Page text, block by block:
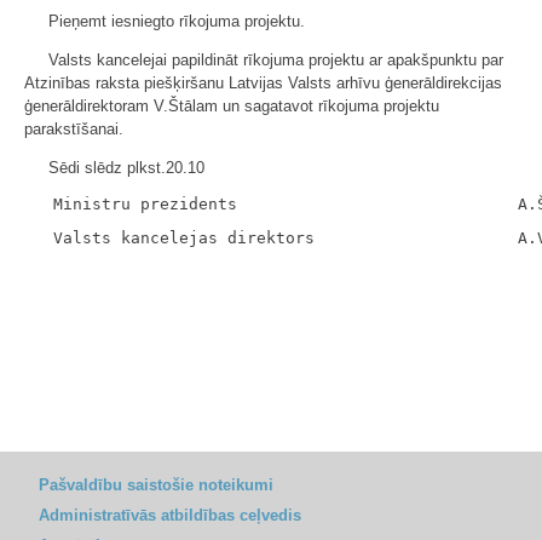
Pieņemt iesniegto rīkojuma projektu.
Valsts kancelejai papildināt rīkojuma projektu ar apakšpunktu par
Atzinības raksta piešķiršanu Latvijas Valsts arhīvu ģenerāldirekcijas
ģenerāldirektoram V.Štālam un sagatavot rīkojuma projektu
parakstīšanai.
Sēdi slēdz plkst.20.10
Pašvaldību saistošie noteikumi
Administratīvās atbildības ceļvedis